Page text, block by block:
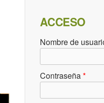
ACCESO
Nombre de
Contraseña*